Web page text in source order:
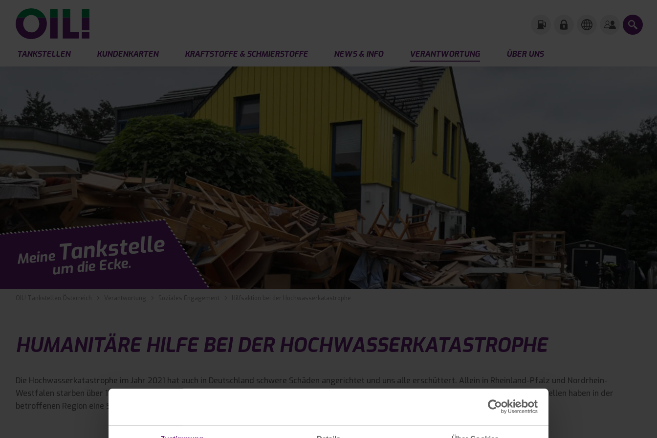
TANKSTELLEN KUNDENKARTEN KRAFTSTOFFE & SCHMIERSTOFFE NEWS & INFO VERANTWORTUNG ÜBER UNS
Meine Tankstelle
um die Ecke.
HUMANITÄRE HILFE BEI DER HOCHWASSERKATASTROPHE
Die Hochwasserkatastrophe im Jahr 2021 hat auch in Deutschland schwere Schäden angerichtet und uns alle erschüttert. Allein in Rheinland-Pfalz und Nordrhein-
Westfalen starben über 160 Menschen. Viele Gebäude wurden zerstört, unter ihnen auch Einrichtungen wie Kindergärten und Schulen. OIL! Tankstellen haben in der
betroffenen Region eine Spendeninitiative gestartet, um zu unterstützen.